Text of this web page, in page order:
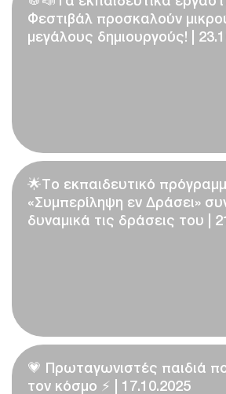
Φεστιβάλ προσκαλούν
μεγάλους δημιουργούς! |
🌟Το εκπαιδευτικό
«Συμπερίληψη εν Δράσει»
δυναμικά τις δράσεις του |
💗 Πρωταγωνιστές παιδιά
τον κόσμο ⚡ | 17.10.2025